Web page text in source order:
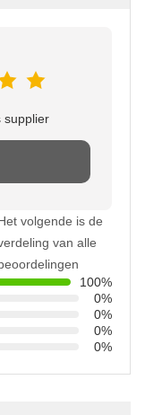
supplier
volgende is de
van alle
100%
0%
0%
0%
0%